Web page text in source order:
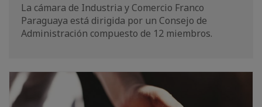
La cámara de Industria y Comercio Franco
Paraguaya está dirigida por un Consejo de
Administración compuesto de 12 miembros.